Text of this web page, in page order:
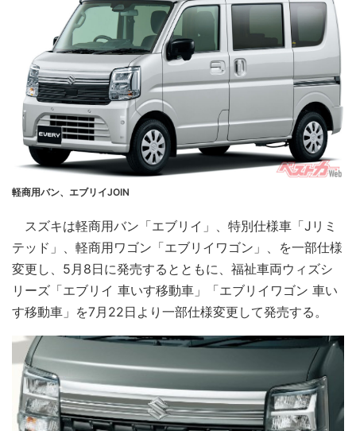
軽商用バン、エブリイJOIN
スズキは軽商用バン「エブリイ」、特別仕様車「Jリミ
テッド」、軽商用ワゴン「エブリイワゴン」、を一部仕様
変更し、5月8日に発売するとともに、福祉車両ウィズシ
リーズ「エブリイ 車いす移動車」「エブリイワゴン 車い
す移動車」を7月22日より一部仕様変更して発売する。